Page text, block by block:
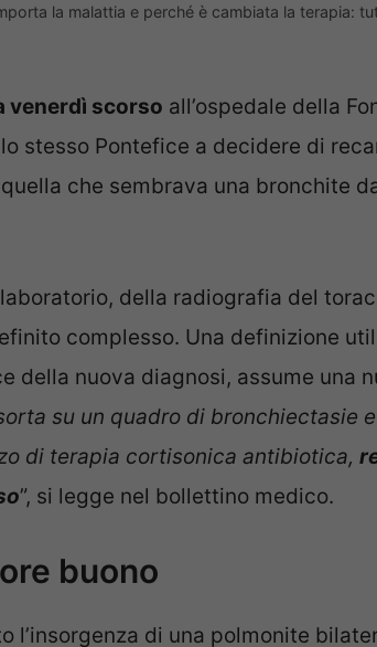
la malattia e perché è cambiata la terapia:
venerdì scorso all’ospedale della
stesso Pontefice a decidere di
che sembrava una bronchite
della radiografia del
complesso. Una definizione
della nuova diagnosi, assume una
su un quadro di bronchiectasie
di terapia cortisonica antibiotica,
”, si legge nel bollettino medico.
buono
di una polmonite